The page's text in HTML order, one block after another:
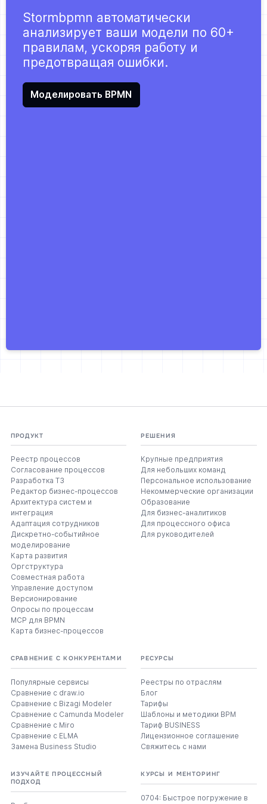
Stormbpmn автоматически
анализирует ваши модели по 60+
правилам, ускоряя работу и
предотвращая ошибки.
Моделировать BPMN
ПРОДУКТ
Реестр процессов
Согласование процессов
Разработка ТЗ
Редактор бизнес-процессов
Архитектура систем и
интеграция
Адаптация сотрудников
Дискретно-событийное
моделирование
Карта развития
Оргструктура
Совместная работа
Управление доступом
Версионирование
Опросы по процессам
MCP для BPMN
Карта бизнес-процессов
РЕШЕНИЯ
Крупные предприятия
Для небольших команд
Персональное использование
Некоммерческие организации
Образование
Для бизнес-аналитиков
Для процессного офиса
Для руководителей
СРАВНЕНИЕ С КОНКУРЕНТАМИ
Популярные сервисы
Сравнение с draw.io
Сравнение с Bizagi Modeler
Сравнение с Camunda Modeler
Сравнение с Miro
Сравнение с ELMA
Замена Business Studio
РЕСУРСЫ
Реестры по отраслям
Блог
Тарифы
Шаблоны и методики BPM
Тариф BUSINESS
Лицензионное соглашение
Свяжитесь с нами
ИЗУЧАЙТЕ ПРОЦЕССНЫЙ
ПОДХОД
КУРСЫ И МЕНТОРИНГ
0704: Быстрое погружение в